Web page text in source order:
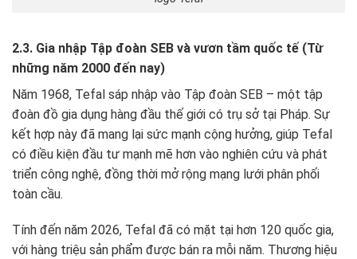
2.3. Gia nhập Tập đoàn SEB và vươn tầm quốc tế (Từ
những năm 2000 đến nay)
Năm 1968, Tefal sáp nhập vào Tập đoàn SEB – một tập
đoàn đồ gia dụng hàng đầu thế giới có trụ sở tại Pháp. Sự
kết hợp này đã mang lại sức mạnh cộng hưởng, giúp Tefal
có điều kiện đầu tư mạnh mẽ hơn vào nghiên cứu và phát
triển công nghệ, đồng thời mở rộng mạng lưới phân phối
toàn cầu.
Tính đến năm 2026, Tefal đã có mặt tại hơn 120 quốc gia,
với hàng triệu sản phẩm được bán ra mỗi năm. Thương hiệu